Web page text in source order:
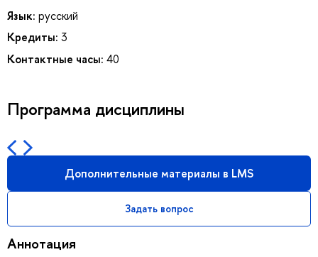
Язык: русский
Кредиты: 3
Контактные часы: 40
Программа дисциплины
Дополнительные материалы в LMS
Задать вопрос
Аннотация